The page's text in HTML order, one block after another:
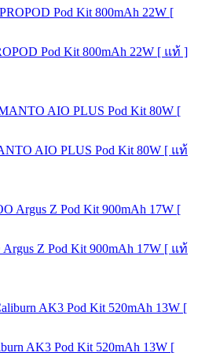
Pod Kit 800mAh 22W [ แท้ ]
AIO PLUS Pod Kit 80W [ แท้
Z Pod Kit 900mAh 17W [ แท้
AK3 Pod Kit 520mAh 13W [